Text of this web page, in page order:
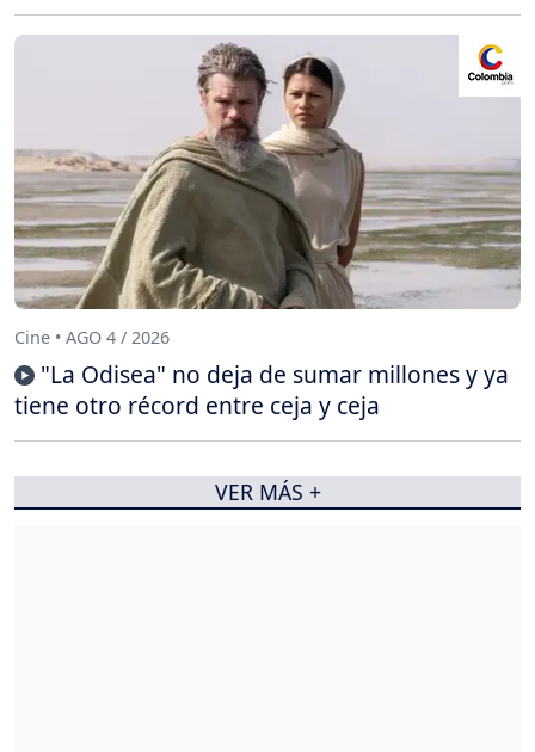
Cine • AGO 4 / 2026
"La Odisea" no deja de sumar millones y ya
tiene otro récord entre ceja y ceja
VER MÁS +